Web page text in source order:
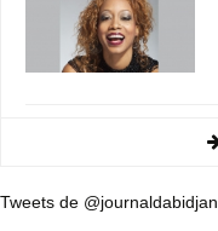
Tweets de @journaldabidjan